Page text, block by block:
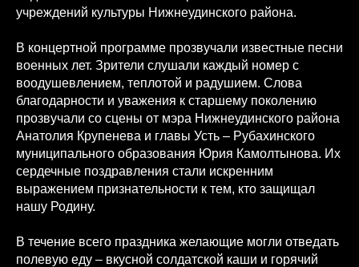
учреждений культуры Нижнеудинского района.
В концертной программе прозвучали известные песни
военных лет. Зрители слушали каждый номер с
воодушевлением, теплотой и радушием. Слова
благодарности и уважения к старшему поколению
прозвучали со сцены от мэра Нижнеудинского района
Анатолия Крупенева и главы Усть – Рубахинского
муниципального образования Юрия Камолтынова. Их
сердечные поздравления стали искренним
выражением признательности к тем, кто защищал
нашу Родину.
В течение всего праздника желающие могли отведать
полевую еду – вкусной солдатской каши и горячий